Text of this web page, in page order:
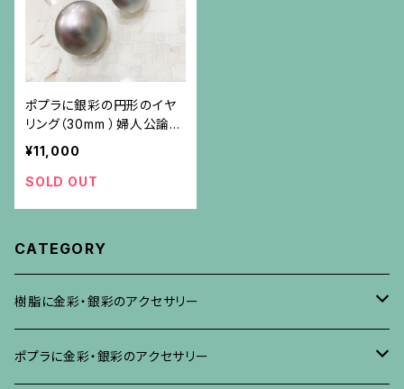
ポプラに銀彩の円形のイヤ
リング（30mm ）婦人公論掲
載品
¥11,000
SOLD OUT
CATEGORY
樹脂に金彩・銀彩のアクセサリー
ブローチ
ポプラに金彩・銀彩のアクセサリー